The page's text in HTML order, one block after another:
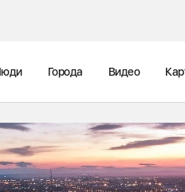
Города Видео